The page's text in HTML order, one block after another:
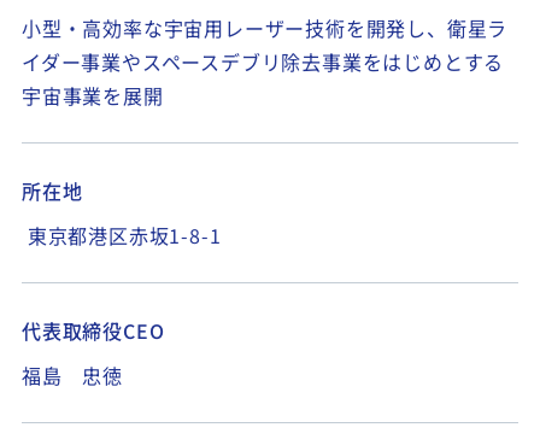
小型・高効率な宇宙用レーザー技術を開発し、衛星ラ
イダー事業やスペースデブリ除去事業をはじめとする
宇宙事業を展開
所在地
東京都港区赤坂1-8-1
代表取締役CEO
福島 忠徳